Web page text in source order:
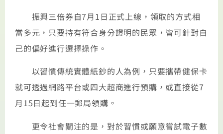
振興三倍券自7月1日正式上線，領取的方式相
當多元，只要持有符合身分證明的民眾，皆可針對自
己的偏好進行選擇操作。
以習慣傳統實體紙鈔的人為例，只要攜帶健保卡
就可透過網路平台或四大超商進行預購，或直接從7
月15日起到任一郵局領購。
更令社會關注的是，對於習慣或願意嘗試電子數